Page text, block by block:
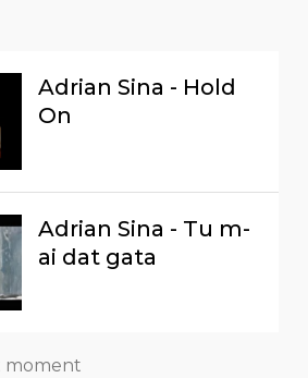
Adrian Sina - Hold
On
Adrian Sina - Tu m-
ai dat gata
moment